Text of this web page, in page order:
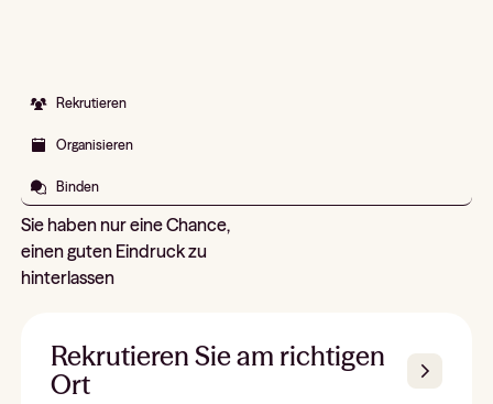
Rekrutieren
Organisieren
Binden
Sie haben nur eine Chance,
einen guten Eindruck zu
hinterlassen
Rekrutieren Sie am richtigen
Ort